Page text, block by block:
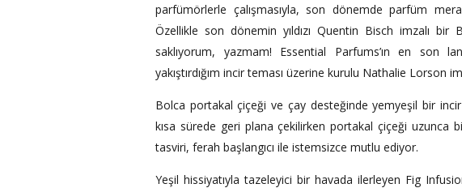
parfümörlerle çalışmasıyla, son dönemde parfüm
Özellikle son dönemin yıldızı Quentin Bisch imzalı
saklıyorum, yazmam! Essential Parfums’ın en son
yakıştırdığım incir teması üzerine kurulu Nathalie Lorson
Bolca portakal çiçeği ve çay desteğinde yemyeşil bir
kısa sürede geri plana çekilirken portakal çiçeği uzunca
tasviri, ferah başlangıcı ile istemsizce mutlu ediyor.
Yeşil hissiyatıyla tazeleyici bir havada ilerleyen Fig